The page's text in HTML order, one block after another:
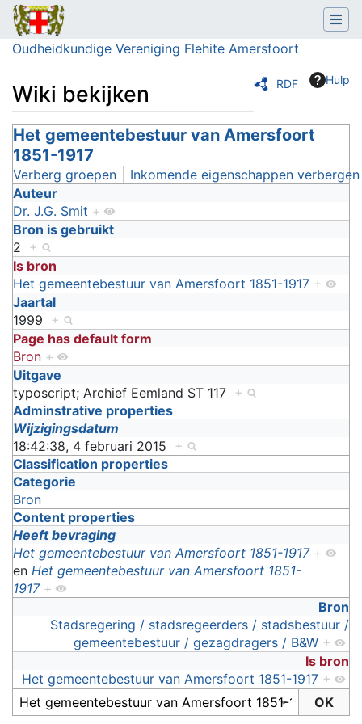
Oudheidkundige Vereniging Flehite Amersfoort
RDF Hulp
Wiki bekijken
Ga naar:navigatie,zoeken
Het gemeentebestuur van Amersfoort
1851-1917
Verberg groepen
Inkomende eigenschappen verbergen
Auteur
Dr. J.G. Smit +
Bron is gebruikt
2 +
Is bron
Het gemeentebestuur van Amersfoort 1851-1917 +
Jaartal
1999 +
Page has default form
Bron +
Uitgave
typoscript; Archief Eemland ST 117 +
Adminstrative properties
Wijzigingsdatum
18:42:38, 4 februari 2015 +
Classification properties
Categorie
Bron
Content properties
Heeft bevraging
Het gemeentebestuur van Amersfoort 1851-1917 +
en Het gemeentebestuur van Amersfoort 1851-
1917 +
Bron
Stadsregering / stadsregeerders / stadsbestuur /
gemeentebestuur / gezagdragers / B&W +
Is bron
Het gemeentebestuur van Amersfoort 1851-1917 +